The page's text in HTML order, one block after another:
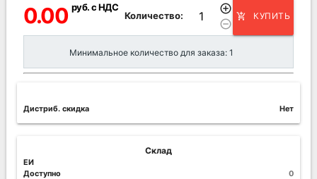
0.00 руб. с НДС
Количество:
add_circle_outline
remove_circle_outline
add_shopping_cart КУПИТЬ
Минимальное количество для заказа: 1
Дистриб. скидка Нет
Склад
ЕИ
Доступно
0